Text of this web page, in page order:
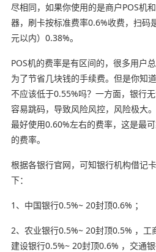
尽相同，如果你使用的是商户POS机
器，刷卡按标准费率0.6%收费，扫码
元以内）0.38%。
POS机的费率是有区间的，很多用户
为了节省几块钱的手续费。但是你知
不应该低于0.55%吗？一方面，银行
容易跳码，导致风险风控，风险极大
最好使用0.60%左右的费率，这是最
的费率。
根据各银行官网，可知银行机构借记
下：
1、中国银行0.5%~ 20封顶0.6% ；
2、农业银行0.5%~ 20封顶0.5% ，工
建设银行0.5%~ 20封顶0.6% ，交通